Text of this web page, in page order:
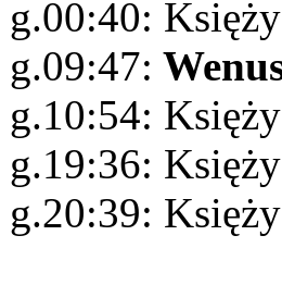
g.10:54:
g.19:36: